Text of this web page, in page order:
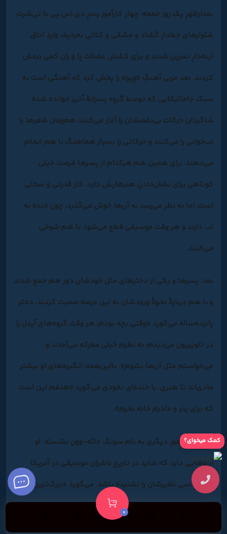
بعدازظهرِ یک روز جمعه، چهار کارآموز پسرِ دی.اس.پی با تی‌شرت،
شلوارهای خط‌دارِ گشاد و مشکی و کتانی به‌ردیف وارد اتاق
آینه‌دارِ تمرین شدند و برای کشش عضلات پا و ران کمی نرمش
کردند. بعد مربی آهنگِ «وِیو» را پخش کرد که آهنگی است به
سبک جامائیکایی که توسط گروه پسرانۀ آتیز خوانده شده.
شاگردان حرکات بی‌نقصشان را آغاز می‌کنند، هم‌زمان شعرها را
لب‌خوانی را می‌کنند و حرکاتی را بسیار هماهنگ با هم انجام
می‌دهند، برای همین هم هرکدام از پسرها فرصت خیلی
کوتاهی برای نشان‌دادنِ هنرهایش دارد. کار قدرتی و سختی
است، اما به نظر می‌رسد به آن‌ها خوش می‌گذرد، چون خنده به
لب دارند و هر وقت موسیقی قطع می‌شود با هم شوخی
می‌کنند.
بعد، پسرها و یکی از دخترهای مثل خودشان دور هم جمع شدند
و با هم دربارۀ نحوۀ ورودشان به این عرصه صحبت کردند. دختر
پانزده‌ساله می‌گوید «وقتی بچه بودم، هر وقت گروه‌های آیدل را
در تلویزیون می‌دیدم، به نظرم خیلی معرکه می‌آمدند و
می‌خواستم مثل آن‌ها بشوم». بااین‌همه، انگیزه‌های او بیشتر
مادی‌اند تا هنری. با خنده‌ای نخودی می‌گوید «هدفم این است
که برای پدر و مادرم خانه بخرم».
کنار او کارآموزِ دیگری به نام سونگ جائه-وون نشسته. او
آرزوهایی دارد که شاید در تاریخ ناشران موسیقی در آمریکا
هرگز کسی نظیرشان را نشنیده باشد. می‌گوید «بزرگ‌ترین
آرزویم این است که دل پدر و مادرم را شاد کنم». سونگ
کمک میخوای؟
0